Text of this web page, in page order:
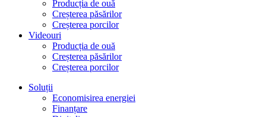
Producția de ouă
Creșterea păsărilor
Creșterea porcilor
Videouri
Producția de ouă
Creșterea păsărilor
Creșterea porcilor
Soluții
Economisirea energiei
Finanțare